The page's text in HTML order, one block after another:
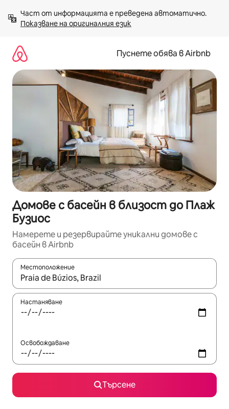
към
съдържанието
Показване на оригиналния език
Пуснете обява в Airbnb
Домове с басейн в близост до Плаж
Бузиос
Намерете и резервирайте уникални домове с
басейн в Airbnb
Местоположение
Когато резултатите се покажат, използвайте
Настаняване
Освобождаване
Търсене